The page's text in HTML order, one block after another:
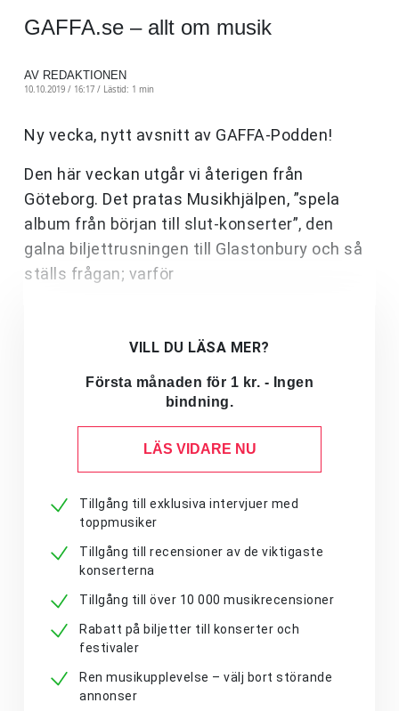
GAFFA.se – allt om musik
AV REDAKTIONEN
10.10.2019 / 16:17 / Lästid: 1 min
Ny vecka, nytt avsnitt av GAFFA-Podden!
Den här veckan utgår vi återigen från
Göteborg. Det pratas Musikhjälpen, ”spela
album från början till slut-konserter”, den
galna biljettrusningen till Glastonbury och så
ställs frågan; varför
VILL DU LÄSA MER?
Första månaden för 1 kr. - Ingen
bindning.
LÄS VIDARE NU
Tillgång till exklusiva intervjuer med
toppmusiker
Tillgång till recensioner av de viktigaste
konserterna
Tillgång till över 10 000 musikrecensioner
Rabatt på biljetter till konserter och
festivaler
Ren musikupplevelse – välj bort störande
annonser